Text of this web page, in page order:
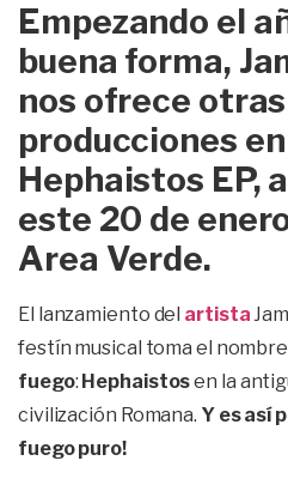
Empezando el
buena forma,
nos ofrece
producciones
Hephaistos EP,
este 20 de
Area Verde.
El lanzamiento del artista
festín musical toma el
fuego: Hephaistosen la
civilización Romana. Y es así
fuego puro!